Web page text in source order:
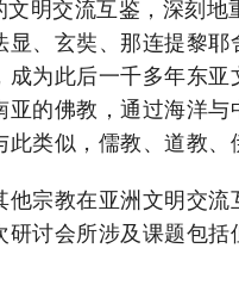
文明交流互鉴，深刻
显、玄奘、那连提黎
成为此后一千多年东
亚的佛教，通过海洋
类似，儒教、道教
他宗教在亚洲文明交
讨会所涉及课题包括